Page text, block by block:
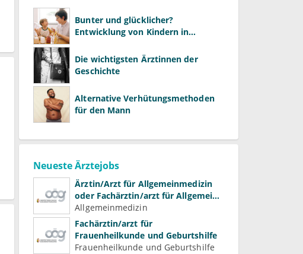
Bunter und glücklicher?
Entwicklung von Kindern in
Die wichtigsten Ärztinnen der
Geschichte
Alternative Verhütungsmethoden
für den Mann
Neueste Ärztejobs
Ärztin/Arzt für Allgemeinmedizin
oder Fachärztin/arzt für Allgemein-
und Familienmedizin für
Psychiatrie und
Psychotherapeutische Medizin
Allgemeinmedizin
Fachärztin/arzt für
Frauenheilkunde und Geburtshilfe
Frauenheilkunde und Geburtshilfe